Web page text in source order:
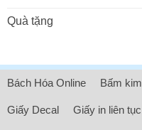
Quà tặng
Bách Hóa Online Bấm kim
Giấy Decal Giấy in liên tục